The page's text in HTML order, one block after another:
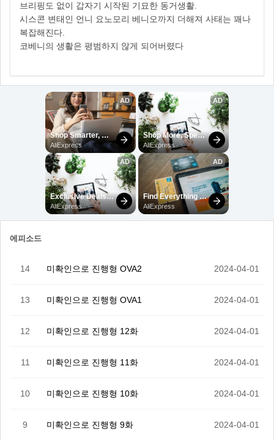
브리핑도 없이 갑자기 시작된 기묘한 동거생활.
시스콘 변태인 언니 요노모리 베니오까지 더해져 사태는 꽤나
복잡해진다.
코베니의 생활은 평범하지 않게 되어버렸다
에피소드
14 미확인으로 진행형 OVA2 2024-04-01
13 미확인으로 진행형 OVA1 2024-04-01
12 미확인으로 진행형 12화 2024-04-01
11 미확인으로 진행형 11화 2024-04-01
10 미확인으로 진행형 10화 2024-04-01
9 미확인으로 진행형 9화 2024-04-01